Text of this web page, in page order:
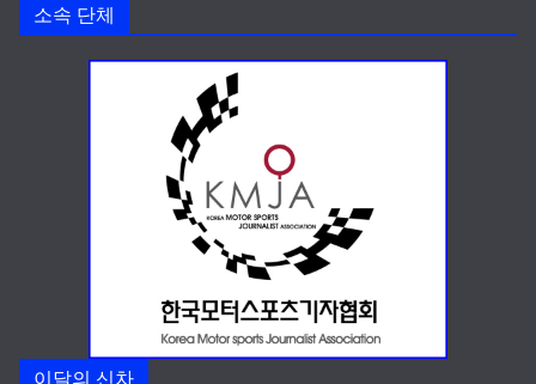
소속 단체
이달의 신차